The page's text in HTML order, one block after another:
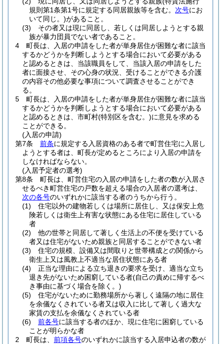
規則第1条第1号に規定する同居親族等を含む。 次号にお
いて同じ。)があること。
(3)
その者又は現に同居し、若しくは同居しようとする親
族が暴力団員でない者であること。
4
町長は、入居の申請をした者が単身居住が困難な者に該当
するかどうかを判断しようとする場合において必要がある
と認めるときは、当該職員をして、当該入居の申請をした
者に面接させ、その心身の状況、受けることができる介護
の内容その他必要な事項について調査させることができ
る。
5
町長は、入居の申請をした者が単身居住が困難な者に該当
するかどうかを判断しようとする場合において必要がある
と認めるときは、市町村(特別区を含む。)に意見を求める
ことができる。
(入居の申請)
第7条
前条に規定する入居資格のある者で町営住宅に入居し
ようとする者は、町長が定めるところにより入居の申請を
しなければならない。
(入居予定者の選考)
第8条
町長は、町営住宅の入居の申請をした者の数が入居さ
せるべき町営住宅の戸数を超える場合の入居者の選考は、
次の各号のいずれかに該当する者のうちから行う。
(1)
住宅以外の建物若しくは場所に居住し、又は保安上危
険若しくは衛生上有害な状態にある住宅に居住している
者
(2)
他の世帯と同居して著しく生活上の不便を受けている
者又は住宅がないため親族と同居することができない者
(3)
住宅の規模、設備又は間取りと世帯構成との関係から
衛生上又は風教上不適当な居住状態にある者
(4)
正当な理由による立ち退きの要求を受け、適当な立ち
退き先がないため困窮している者(自己の責めに帰するべ
き事由に基づく場合を除く。)
(5)
住宅がないために勤務場所から著しく遠隔の地に居住
を余儀なくされている者又は収入に比して著しく過大な
家賃の支払を余儀なくされている者
(6)
前各号に該当する者のほか、現に住宅に困窮している
ことが明らかな者
2
町長は、 前項各号のいずれかに該当する入居申込者の数が